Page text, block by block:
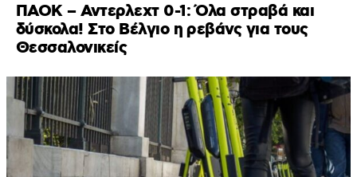
ΠΑΟΚ – Αντερλεχτ 0-1: Όλα στραβά και
δύσκολα! Στο Βέλγιο η ρεβάνς για τους
Θεσσαλονικείς